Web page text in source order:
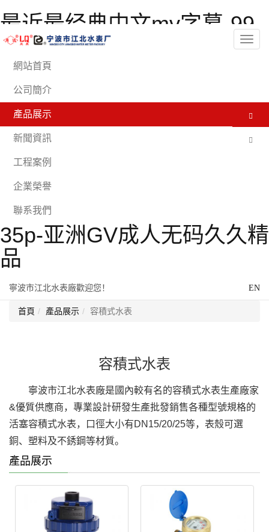
最近最经典中文mv字幕-99
热播-中文字幕伊人-美女视
频黄免费-亚洲影视一区-男
人看的网站-男人av网站-久
久精品一区二区免费播放-国
产伦精品一区二区三区免.
费-久久123-欧洲在线观看-
日韩精品在线一区二区三区-
日韩成人午夜电影-亚洲色图
35p-亚洲GV成人无码久久精
品
寧波市江北水表廠歡迎您！ EN
分
網站首頁
公司簡介
產品展示
新聞資訊
工程案例
企業榮譽
聯系我們
首頁 產品展示 容積式水表
容積式水表
寧波市江北水表廠是國內較有名的容積式水表生產廠家
&優質供應商，專業設計研發生產批發銷售各種型號規格的
活塞容積式水表，口徑大小有DN15/20/25等，表殼可選
銅、塑料及不銹鋼等材質。
產品展示